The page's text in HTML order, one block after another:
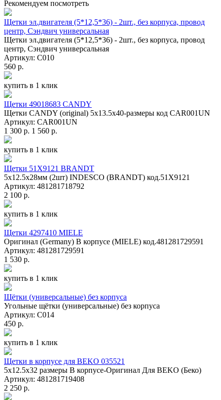
Рекомендуем посмотреть
Щетки эл.двигателя (5*12,5*36) - 2шт., без корпуса, провод
центр, Сэндвич универсальная
Щетки эл.двигателя (5*12,5*36) - 2шт., без корпуса, провод
центр, Сэндвич универсальная
Артикул: С010
560 р.
купить в 1 клик
Щетки 49018683 CANDY
Щетки CANDY (original) 5x13.5x40-размеры код CAR001UN
Артикул: CAR001UN
1 300 р. 1 560 р.
купить в 1 клик
Щетки 51X9121 BRANDT
5x12.5x28мм (2шт) INDESCO (BRANDT) код.51X9121
Артикул: 481281718792
2 100 р.
купить в 1 клик
Щетки 4297410 MIELE
Оригинал (Germany) В корпусе (MIELE) код.481281729591
Артикул: 481281729591
1 530 р.
купить в 1 клик
Щётки (универсальные) без корпуса
Угольные щётки (универсальные) без корпуса
Артикул: C014
450 р.
купить в 1 клик
Щетки в корпусе для BEKO 035521
5х12.5х32 размеры В корпусе-Оригинал Для BEKO (Беко)
Артикул: 481281719408
2 250 р.